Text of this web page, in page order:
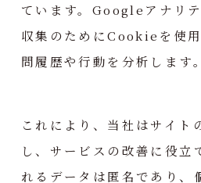
ています。Googleアナリ
収集のためにCookieを使
問履歴や行動を分析します。
これにより、当社はサイト
し、サービスの改善に役立
れるデータは匿名であり、